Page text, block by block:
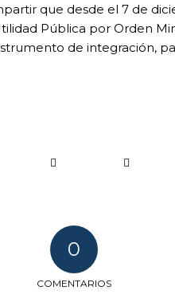
que desde el 7 de
Pública por Orden
de integración,
0
COMENTARIOS